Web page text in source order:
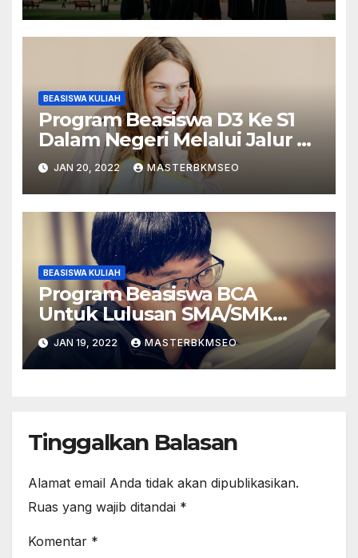
BEASISWA KULIAH
Program Beasiswa D3 Ke S1
Dalam Negeri Melalui Jalur S1
Ekstensi
JAN 20, 2022 MASTERBKMSEO
BEASISWA KULIAH
Program Beasiswa BCA
Untuk Lulusan SMA/SMK
Sederajat
JAN 19, 2022 MASTERBKMSEO
Tinggalkan Balasan
Alamat email Anda tidak akan dipublikasikan.
Ruas yang wajib ditandai *
Komentar *